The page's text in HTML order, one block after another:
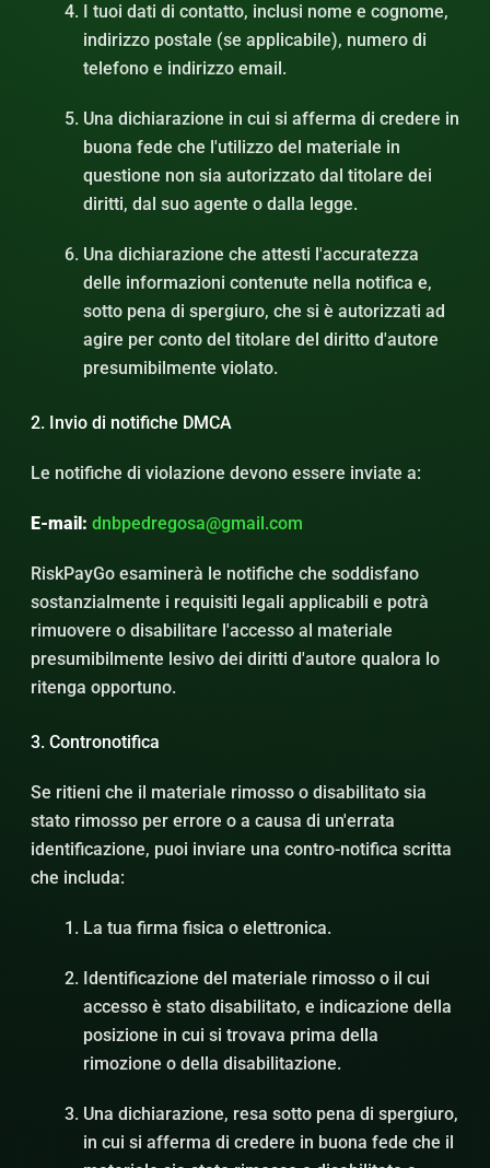
I tuoi dati di contatto, inclusi nome e cognome,
indirizzo postale (se applicabile), numero di
telefono e indirizzo email.
Una dichiarazione in cui si afferma di credere in
buona fede che l'utilizzo del materiale in
questione non sia autorizzato dal titolare dei
diritti, dal suo agente o dalla legge.
Una dichiarazione che attesti l'accuratezza
delle informazioni contenute nella notifica e,
sotto pena di spergiuro, che si è autorizzati ad
agire per conto del titolare del diritto d'autore
presumibilmente violato.
2. Invio di notifiche DMCA
Le notifiche di violazione devono essere inviate a:
E-mail: dnbpedregosa@gmail.com
RiskPayGo esaminerà le notifiche che soddisfano
sostanzialmente i requisiti legali applicabili e potrà
rimuovere o disabilitare l'accesso al materiale
presumibilmente lesivo dei diritti d'autore qualora lo
ritenga opportuno.
3. Contronotifica
Se ritieni che il materiale rimosso o disabilitato sia
stato rimosso per errore o a causa di un'errata
identificazione, puoi inviare una contro-notifica scritta
che includa:
La tua firma fisica o elettronica.
Identificazione del materiale rimosso o il cui
accesso è stato disabilitato, e indicazione della
posizione in cui si trovava prima della
rimozione o della disabilitazione.
Una dichiarazione, resa sotto pena di spergiuro,
in cui si afferma di credere in buona fede che il